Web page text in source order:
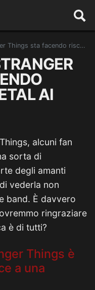
facendo riscoprire il metal ai giovani
AI
alcuni fan
sorta di
degli amanti
vederla non
band. È davvero
ringraziare
è di tutti?
Things è
a una